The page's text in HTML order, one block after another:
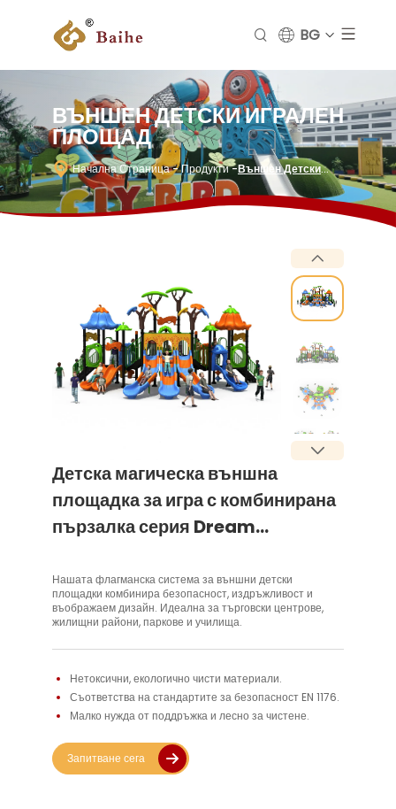
BG
ВЪНШЕН ДЕТСКИ ИГРАЛЕН
ПЛОЩАД
Начална Страница- Продукти-Външен Детски
Игрален Площад
Детска магическа външна
площадка за игра с комбинирана
пързалка серия Dream
Нашата флагманска система за външни детски
площадки комбинира безопасност, издръжливост и
въображаем дизайн. Идеална за търговски центрове,
жилищни райони, паркове и училища.
Нетоксични, екологично чисти материали.
Съответства на стандартите за безопасност EN 1176.
Малко нужда от поддръжка и лесно за чистене.
Запитване сега